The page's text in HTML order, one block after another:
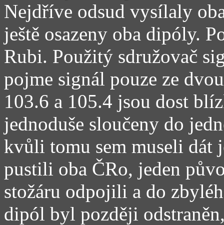
Nejdříve odsud vysílaly
ještě osazeny oba dipóly.
Rubi. Použitý sdružovač
pojme signál pouze ze
103.6 a 105.4 jsou dost
jednoduše sloučeny do
kvůli tomu sem museli dát
pustili oba ČRo, jeden
stožáru odpojili a do
dipól byl později